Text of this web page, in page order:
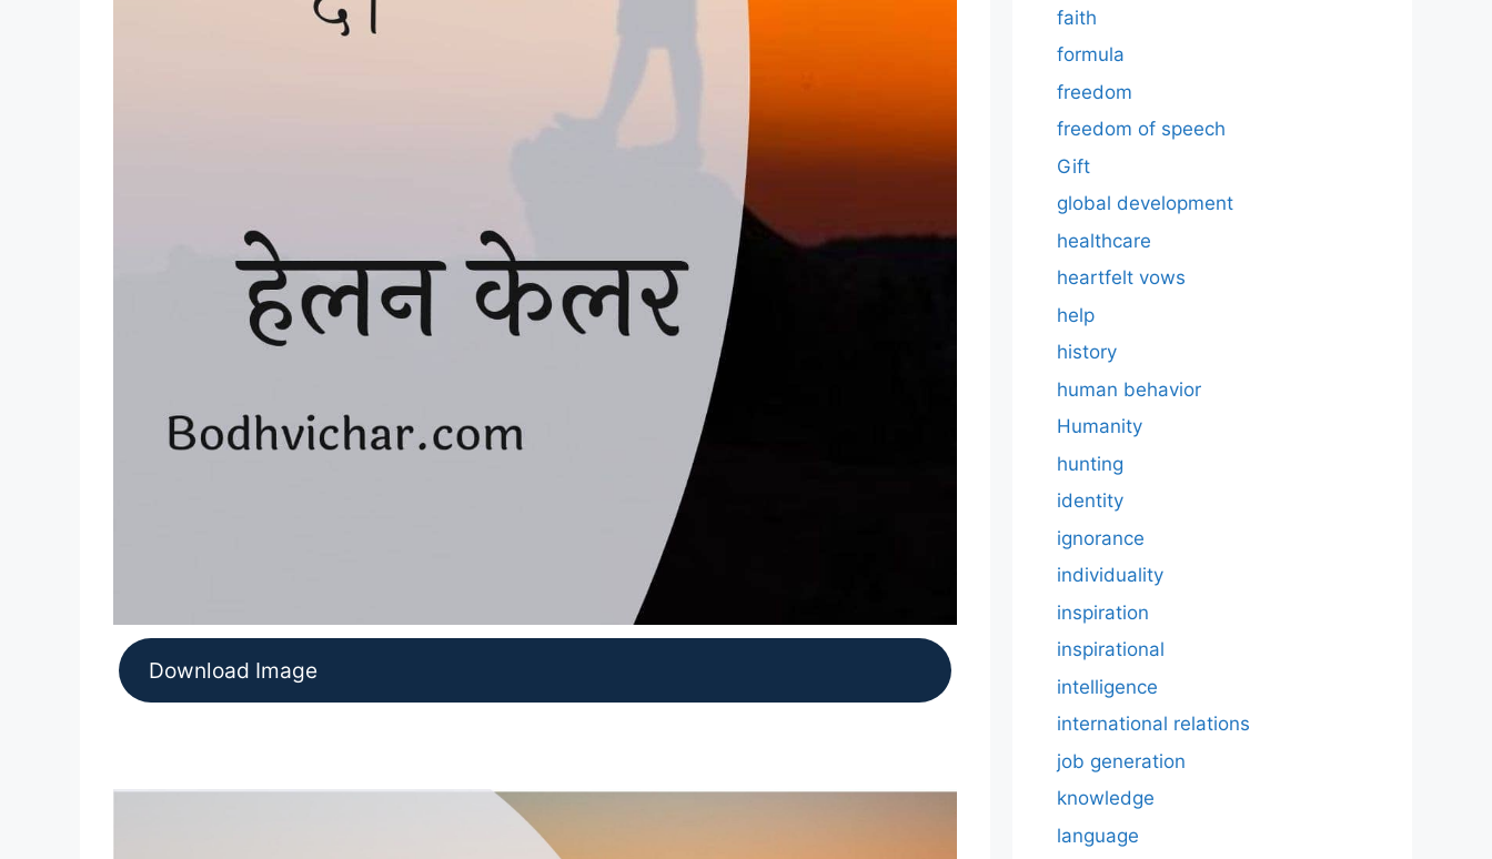
Download Image
faith
formula
freedom
freedom of speech
Gift
global development
healthcare
heartfelt vows
help
history
human behavior
Humanity
hunting
identity
ignorance
individuality
inspiration
inspirational
intelligence
international relations
job generation
knowledge
language